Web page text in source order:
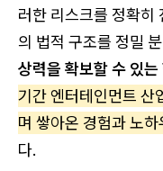
러한 리스크를 정확히
의 법적 구조를 정밀
상력을 확보할 수 있
기간 엔터테인먼트 산
며 쌓아온 경험과 노
다.